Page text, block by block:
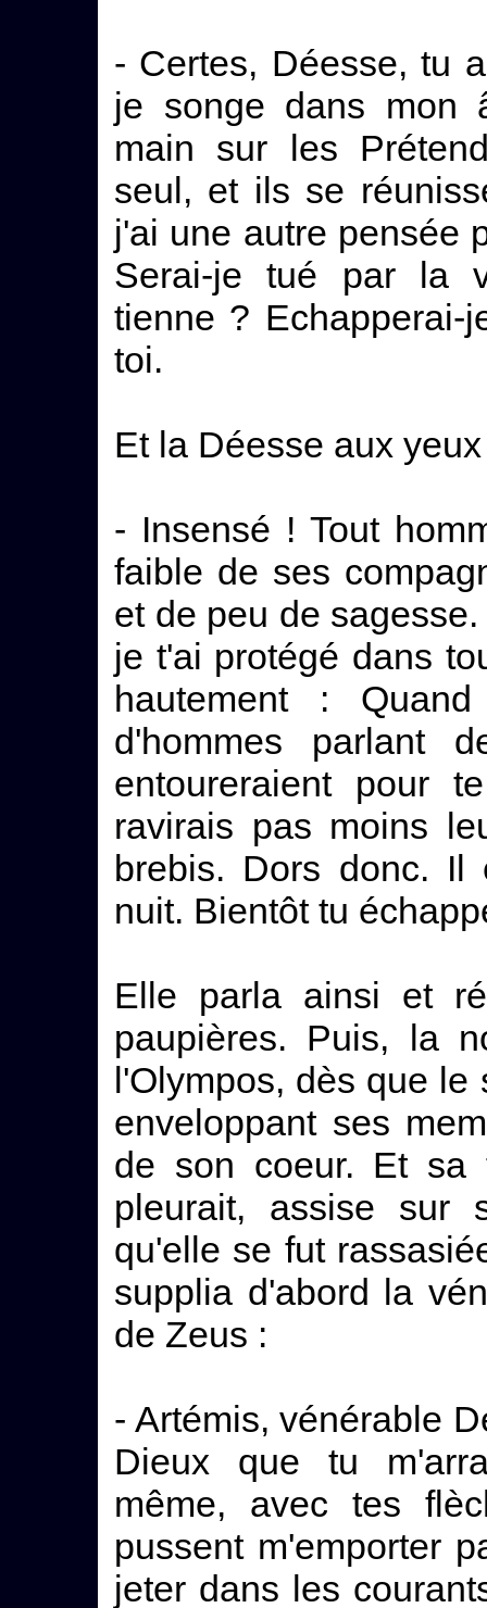
- Certes, Déesse, tu
je songe dans mon
main sur les
seul, et ils se
j'ai une autre pensée
Serai-je tué par la
tienne ?
toi.
Et la Déesse aux
- Insensé ! Tout
faible de ses
et de peu de
je t'ai protégé dans
hautement :
d'hommes parlant
entoureraient pour
ravirais pas moins
brebis. Dors donc.
nuit. Bientôt tu
Elle parla ainsi et
paupières. Puis, la
l'Olympos, dès que le
enveloppant ses
de son coeur. Et
pleurait, assise sur
qu'elle se fut
supplia d'abord la
de Zeus :
- Artémis, vénérable
Dieux que tu
même, avec tes
pussent m'emporter
jeter dans les